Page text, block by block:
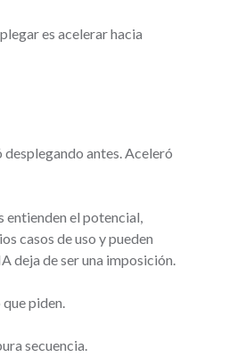
es acelerar hacia
antes. Aceleró
entienden el potencial,
casos de uso y pueden
deja de ser una imposición.
piden.
secuencia.